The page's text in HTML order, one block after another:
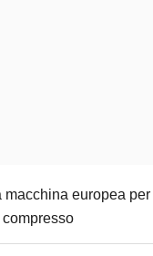
macchina europea